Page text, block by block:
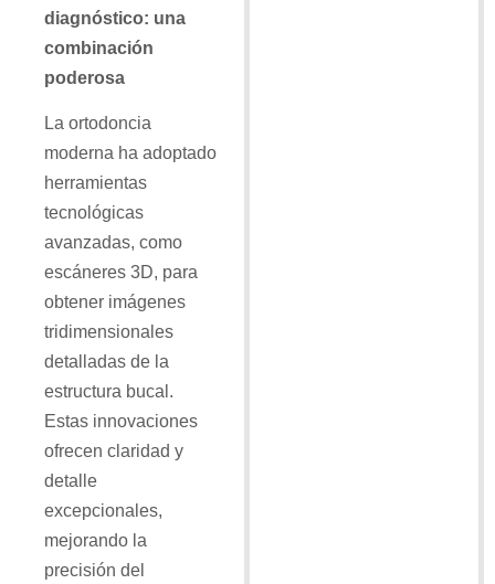
diagnóstico: una
combinación
poderosa
La ortodoncia
moderna ha adoptado
herramientas
tecnológicas
avanzadas, como
escáneres 3D, para
obtener imágenes
tridimensionales
detalladas de la
estructura bucal.
Estas innovaciones
ofrecen claridad y
detalle
excepcionales,
mejorando la
precisión del